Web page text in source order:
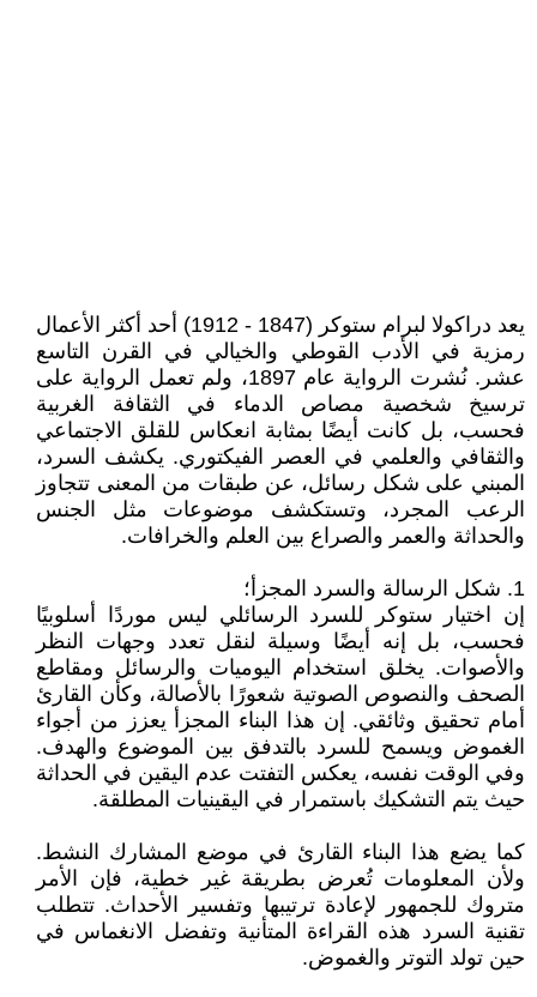
يعد دراكولا لبرام ستوكر (1847 - 1912) أحد أكثر الأعمال
رمزية في الأدب القوطي والخيالي في القرن التاسع
عشر. نُشرت الرواية عام 1897، ولم تعمل الرواية على
ترسيخ شخصية مصاص الدماء في الثقافة الغربية
فحسب، بل كانت أيضًا بمثابة انعكاس للقلق الاجتماعي
والثقافي والعلمي في العصر الفيكتوري. يكشف السرد،
المبني على شكل رسائل، عن طبقات من المعنى تتجاوز
الرعب المجرد، وتستكشف موضوعات مثل الجنس
والحداثة والعمر والصراع بين العلم والخرافات.
1. شكل الرسالة والسرد المجزأ؛
إن اختيار ستوكر للسرد الرسائلي ليس موردًا أسلوبيًا
فحسب، بل إنه أيضًا وسيلة لنقل تعدد وجهات النظر
والأصوات. يخلق استخدام اليوميات والرسائل ومقاطع
الصحف والنصوص الصوتية شعورًا بالأصالة، وكأن القارئ
أمام تحقيق وثائقي. إن هذا البناء المجزأ يعزز من أجواء
الغموض ويسمح للسرد بالتدفق بين الموضوع والهدف.
وفي الوقت نفسه، يعكس التفتت عدم اليقين في الحداثة
حيث يتم التشكيك باستمرار في اليقينيات المطلقة.
كما يضع هذا البناء القارئ في موضع المشارك النشط.
ولأن المعلومات تُعرض بطريقة غير خطية، فإن الأمر
متروك للجمهور لإعادة ترتيبها وتفسير الأحداث. تتطلب
تقنية السرد هذه القراءة المتأنية وتفضل الانغماس في
حين تولد التوتر والغموض.